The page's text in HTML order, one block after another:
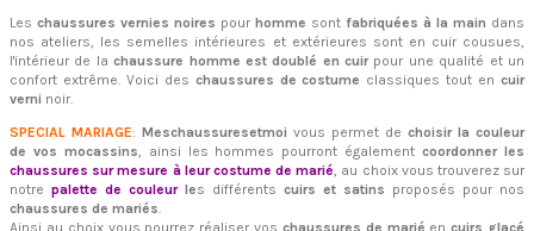
Les chaussures vernies noires pour homme sont fabriquées à la main dans
nos ateliers, les semelles intérieures et extérieures sont en cuir cousues,
l'intérieur de la chaussure homme est doublé en cuirpour une qualité et un
confort extrême. Voici des chaussures de costume classiques tout en cuir
verni noir.
SPECIAL MARIAGE: Meschaussuresetmoi vous permet de choisir la couleur
de vos mocassins, ainsi les hommes pourront égalementcoordonner les
chaussures sur mesure à leur costume de marié, au choix vous trouverez sur
notre palette de couleurles différents cuirs et satins proposés pour nos
chaussures de mariés.
Ainsi au choix vous pourrez réaliser vos chaussures de marié en cuirs glacé